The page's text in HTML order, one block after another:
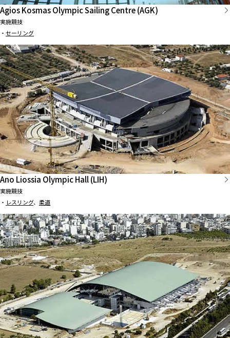
Agios Kosmas Olympic Sailing Centre (AGK)
実施競技
・ セーリング
Ano Liossia Olympic Hall (LIH)
実施競技
・ レスリング、 柔道